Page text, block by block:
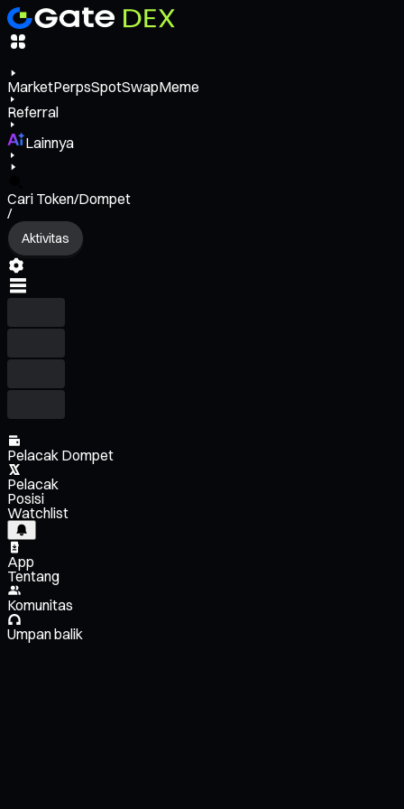
MarketPerpsSpotSwapMeme
Referral
Lainnya
Cari Token/Dompet
/
Aktivitas
Pelacak Dompet
Pelacak
Posisi
Watchlist
App
Tentang
Komunitas
Umpan balik